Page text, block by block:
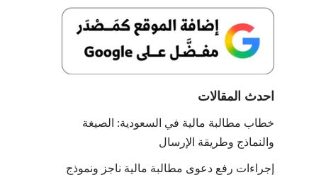
احدث المقالات
خطاب مطالبة مالية في السعودية: الصيغة
والنماذج وطريقة الإرسال
إجراءات رفع دعوى مطالبة مالية ناجز ونموذج